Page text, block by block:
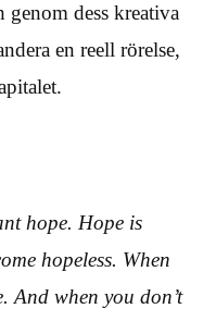
genom dess kreativa
en reell rörelse,
hope. Hope is
hopeless. When
And when you don’t